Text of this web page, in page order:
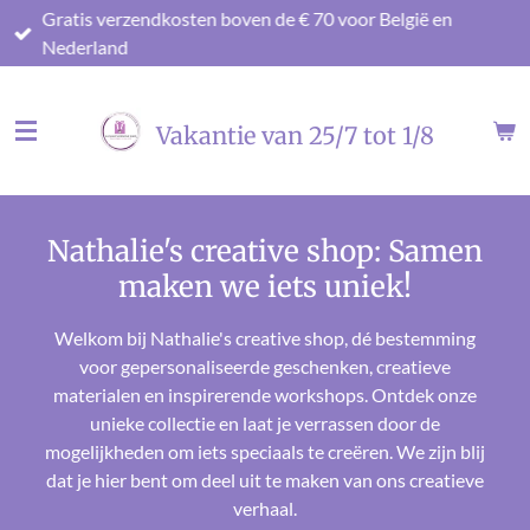
Ga
direct
hoofdinhoud
Gratis verzendkosten boven de € 70 voor België en
Nederland
Vakantie van 25/7 tot 1/8
Nathalie's creative shop: Samen
maken we iets uniek!
Welkom bij Nathalie's creative shop, dé bestemming
voor gepersonaliseerde geschenken, creatieve
materialen en inspirerende workshops. Ontdek onze
unieke collectie en laat je verrassen door de
mogelijkheden om iets speciaals te creëren. We zijn blij
dat je hier bent om deel uit te maken van ons creatieve
verhaal.